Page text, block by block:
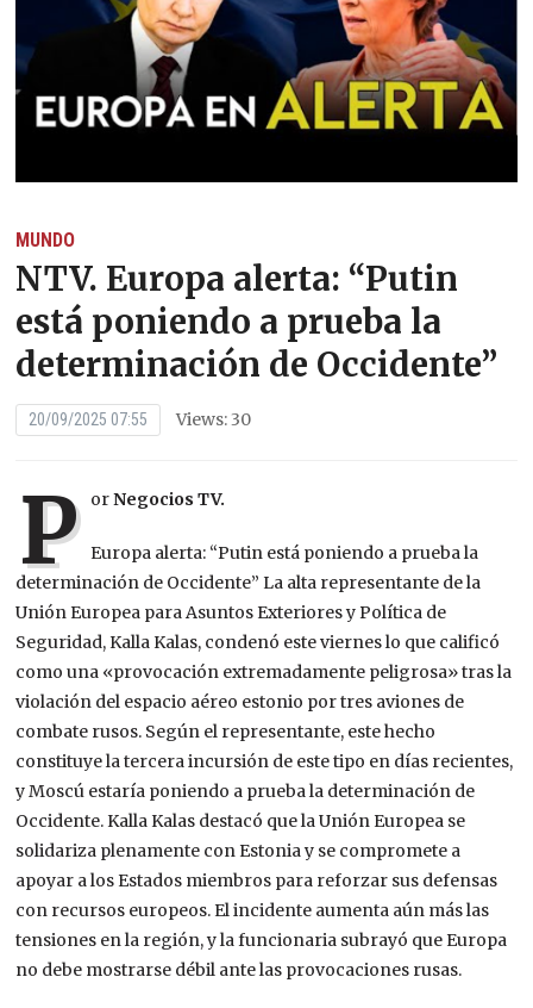
MUNDO
NTV. Europa alerta: “Putin
está poniendo a prueba la
determinación de Occidente”
20/09/2025 07:55 Views: 30
P orNegocios TV.
Europa alerta: “Putin está poniendo a prueba la
determinación de Occidente” La alta representante de la
Unión Europea para Asuntos Exteriores y Política de
Seguridad, Kalla Kalas, condenó este viernes lo que calificó
como una «provocación extremadamente peligrosa» tras la
violación del espacio aéreo estonio por tres aviones de
combate rusos. Según el representante, este hecho
constituye la tercera incursión de este tipo en días recientes,
y Moscú estaría poniendo a prueba la determinación de
Occidente. Kalla Kalas destacó que la Unión Europea se
solidariza plenamente con Estonia y se compromete a
apoyar a los Estados miembros para reforzar sus defensas
con recursos europeos. El incidente aumenta aún más las
tensiones en la región, y la funcionaria subrayó que Europa
no debe mostrarse débil ante las provocaciones rusas.